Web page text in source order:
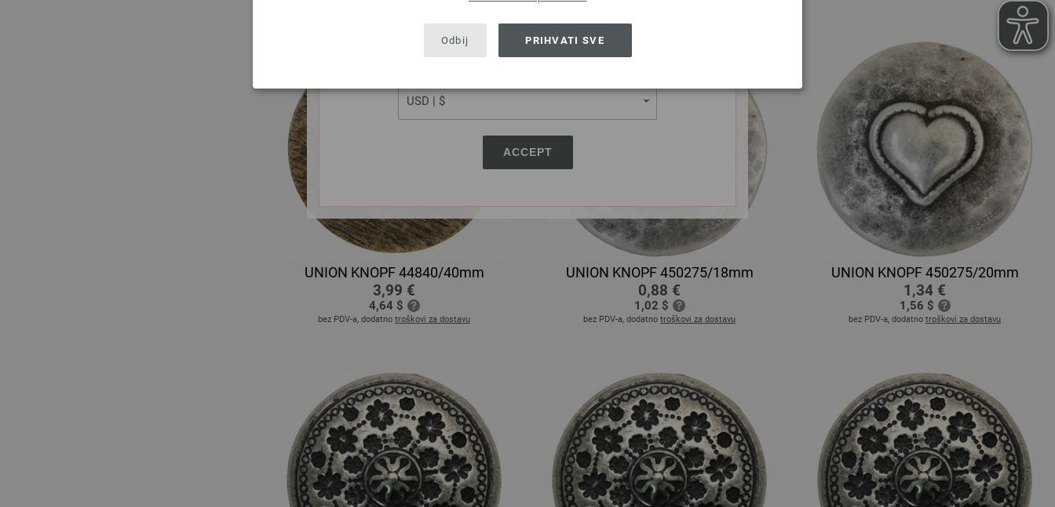
SHIPPING TO
USA - The United States of America
ACCEPT
Odbij PRIHVATI SVE
UNION KNOPF 44840/40mm
3,99 €
4,64 $
bez PDV-a, dodatno troškovi za dostavu
UNION KNOPF 450275/18mm
0,88 €
1,02 $
bez PDV-a, dodatno troškovi za dostavu
UNION KNOPF 450275/20mm
1,34 €
1,56 $
bez PDV-a, dodatno troškovi za dostavu